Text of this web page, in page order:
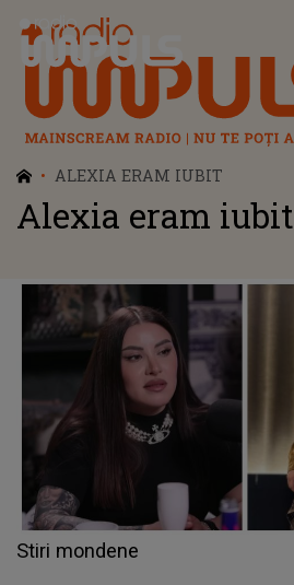
Radio Impuls
ALEXIA ERAM IUBIT
Alexia eram iubit
Stiri mondene